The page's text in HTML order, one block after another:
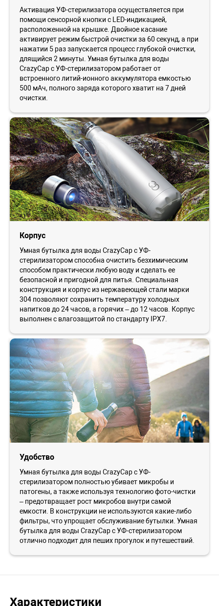
Активация УФ-стерилизатора осуществляется при
помощи сенсорной кнопки с LED-индикацией,
расположенной на крышке. Двойное касание
активирует режим быстрой очистки за 60 секунд, а при
нажатии 5 раз запускается процесс глубокой очистки,
длящийся 2 минуты. Умная бутылка для воды
CrazyCap с УФ-стерилизатором работает от
встроенного литий-ионного аккумулятора емкостью
500 мАч, полного заряда которого хватит на 7 дней
очистки.
Корпус
Умная бутылка для воды CrazyCap с УФ-
стерилизатором способна очистить безхимическим
способом практически любую воду и сделать ее
безопасной и пригодной для питья. Специальная
конструкция и корпус из нержавеющей стали марки
304 позволяют сохранить температуру холодных
напитков до 24 часов, а горячих – до 12 часов. Корпус
выполнен с влагозащитой по стандарту IPX7.
Удобство
Умная бутылка для воды CrazyCap с УФ-
стерилизатором полностью убивает микробы и
патогены, а также используя технологию фото-чистки
– предотвращает рост микробов внутри самой
емкости. В конструкции не используются какие-либо
фильтры, что упрощает обслуживание бутылки. Умная
бутылка для воды CrazyCap с УФ-стерилизатором
отлично подходит для пеших прогулок и путешествий.
Характеристики